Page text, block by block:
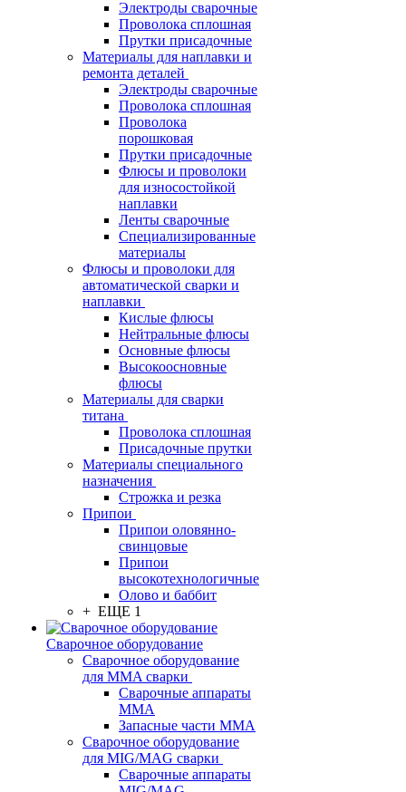
Электроды сварочные
Проволока сплошная
Прутки присадочные
Материалы для наплавки и
ремонта деталей
Электроды сварочные
Проволока сплошная
Проволока
порошковая
Прутки присадочные
Флюсы и проволоки
для износостойкой
наплавки
Ленты сварочные
Специализированные
материалы
Флюсы и проволоки для
автоматической сварки и
наплавки
Кислые флюсы
Нейтральные флюсы
Основные флюсы
Высокоосновные
флюсы
Материалы для сварки
титана
Проволока сплошная
Присадочные прутки
Материалы специального
назначения
Строжка и резка
Припои
Припои оловянно-
свинцовые
Припои
высокотехнологичные
Олово и баббит
+ ЕЩЕ 1
Сварочное оборудование
Сварочное оборудование
для MMA сварки
Сварочные аппараты
MMA
Запасные части MMA
Сварочное оборудование
для MIG/MAG сварки
Сварочные аппараты